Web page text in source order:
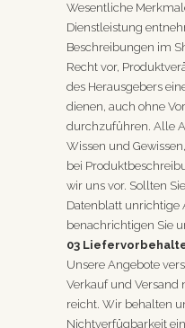
Wesentliche
Dienstleistung
Beschreibungen im
Recht vor,
des Herausgebers
dienen, auch ohne
durchzuführen. Alle
Wissen und
bei
wir uns vor. Sollten
Datenblatt unrichtige
benachrichtigen Sie
03
Unsere Angebote
Verkauf und Versand
reicht. Wir behalten
Nichtverfügbarkeit